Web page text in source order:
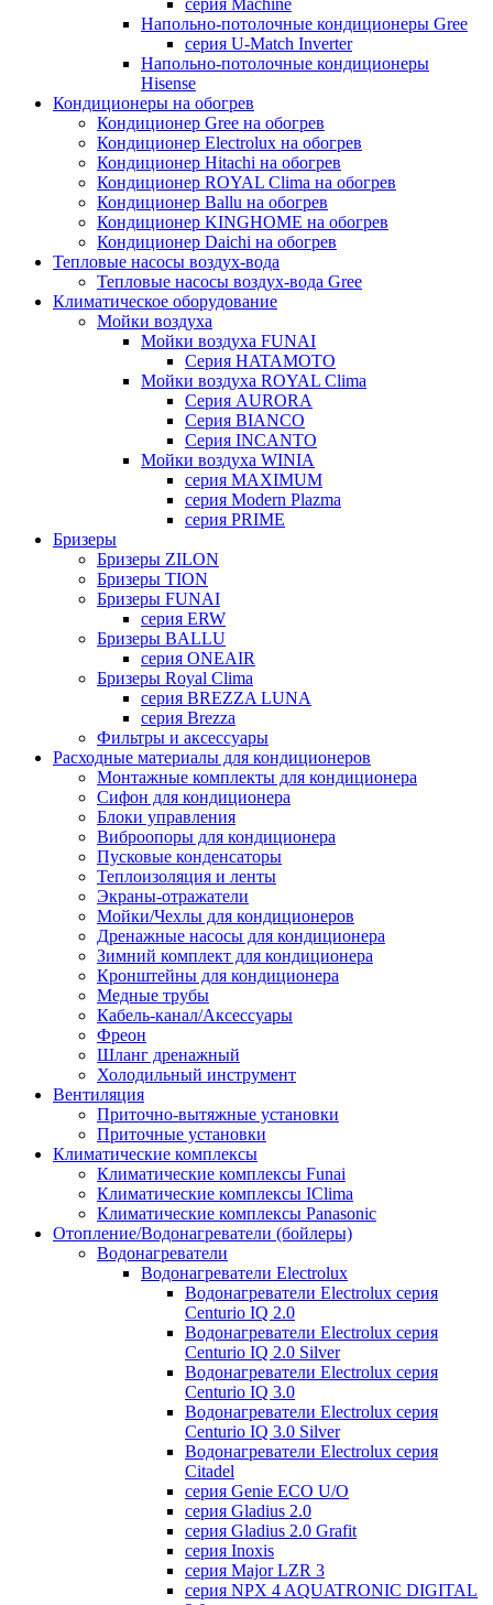
серия Machine
Напольно-потолочные кондиционеры Gree
серия U-Match Inverter
Напольно-потолочные кондиционеры
Hisense
Кондиционеры на обогрев
Кондиционер Gree на обогрев
Кондиционер Electrolux на обогрев
Кондиционер Hitachi на обогрев
Кондиционер ROYAL Clima на обогрев
Кондиционер Ballu на обогрев
Кондиционер KINGHOME на обогрев
Кондиционер Daichi на обогрев
Тепловые насосы воздух-вода
Тепловые насосы воздух-вода Gree
Климатическое оборудование
Мойки воздуха
Мойки воздуха FUNAI
Серия HATAMOTO
Мойки воздуха ROYAL Clima
Серия AURORA
Серия BIANCO
Серия INCANTO
Мойки воздуха WINIA
серия MAXIMUM
серия Modern Plazma
серия PRIME
Бризеры
Бризеры ZILON
Бризеры TION
Бризеры FUNAI
серия ERW
Бризеры BALLU
серия ONEAIR
Бризеры Royal Clima
серия BREZZA LUNA
серия Brezza
Фильтры и аксессуары
Расходные материалы для кондиционеров
Монтажные комплекты для кондиционера
Сифон для кондиционера
Блоки управления
Виброопоры для кондиционера
Пусковые конденсаторы
Теплоизоляция и ленты
Экраны-отражатели
Мойки/Чехлы для кондиционеров
Дренажные насосы для кондиционера
Зимний комплект для кондиционера
Кронштейны для кондиционера
Медные трубы
Кабель-канал/Аксессуары
Фреон
Шланг дренажный
Холодильный инструмент
Вентиляция
Приточно-вытяжные установки
Приточные установки
Климатические комплексы
Климатические комплексы Funai
Климатические комплексы IClima
Климатические комплексы Panasonic
Отопление/Водонагреватели (бойлеры)
Водонагреватели
Водонагреватели Electrolux
Водонагреватели Electrolux серия
Centurio IQ 2.0
Водонагреватели Electrolux серия
Centurio IQ 2.0 Silver
Водонагреватели Electrolux серия
Centurio IQ 3.0
Водонагреватели Electrolux серия
Centurio IQ 3.0 Silver
Водонагреватели Electrolux серия
Citadel
серия Genie ECO U/О
серия Gladius 2.0
серия Gladius 2.0 Grafit
серия Inoxis
серия Major LZR 3
серия NPX 4 AQUATRONIC DIGITAL